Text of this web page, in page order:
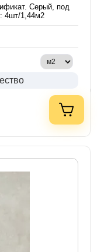
Серый, под
4шт/1,44м2